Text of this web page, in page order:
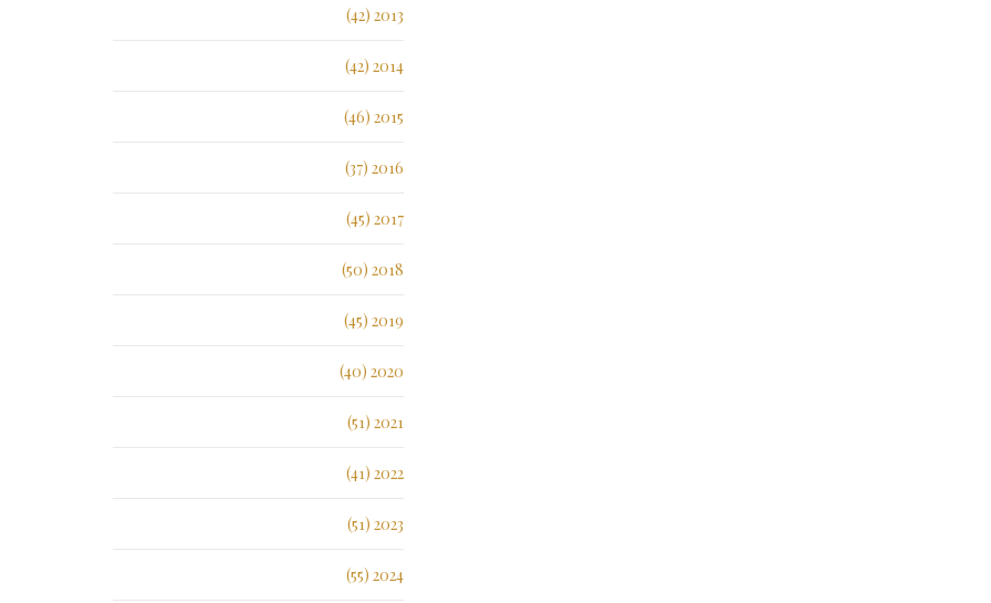
2013 (42)
2014 (42)
2015 (46)
2016 (37)
2017 (45)
2018 (50)
2019 (45)
2020 (40)
2021 (51)
2022 (41)
2023 (51)
2024 (55)